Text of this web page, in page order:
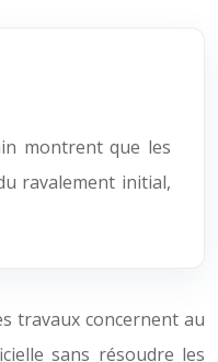
montrent que les
ravalement initial,
travaux concernent au
sans résoudre les